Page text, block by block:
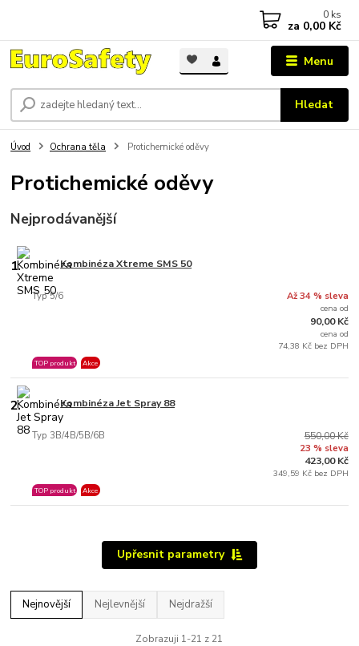
Menu
Hledat
0 ks
za 0,00 Kč
Úvod Ochrana těla Protichemické oděvy
Protichemické oděvy
Nejprodávanější
1. Kombinéza Xtreme SMS 50
Typ 5/6
TOP produkt Akce
Až 34 % sleva
cena od
90,00 Kč
cena od
74,38 Kč bez DPH
2. Kombinéza Jet Spray 88
Typ 3B/4B/5B/6B
TOP produkt Akce
550,00 Kč
23 % sleva
423,00 Kč
349,59 Kč bez DPH
Upřesnit parametry
Nejnovější Nejlevnější Nejdražší
Zobrazuji 1-21 z 21